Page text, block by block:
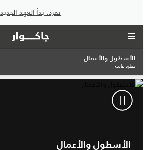
تفرد. بدأ العهد الجديد
الأسطول والأعمال
نظرة عامة
الأسطول والأعمال